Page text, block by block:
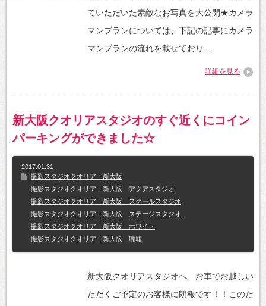
ていただいた素敵なお写真を大公開★カメラ
マンプランについては、下記の記事にカメラ
マンプランの流れを載せており…
詳細を見る
新大阪クオリアスタジオのすぐ近くにコイン
パーキングができました☆
2017.01.31
撮影スタジオクオリア 新大阪
撮影スタジオクオリア 新大阪 アクアスタジオ
撮影スタジオクオリア 新大阪 スクールスタジオ
撮影スタジオクオリア 新大阪 ステージスタジオ
撮影スタジオクオリア 新大阪 ホワイト
撮影スタジオクオリア 新大阪 廃墟
新大阪クオリアスタジオへ、お車でお越しい
ただくご予定のお客様に朗報です！！このた